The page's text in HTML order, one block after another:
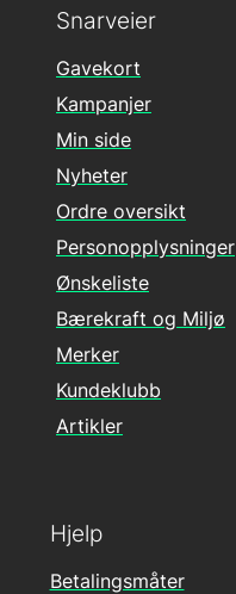
Hjelp
Betalingsmåter
Snarveier
Gavekort
Kampanjer
Min side
Nyheter
Ordre oversikt
Personopplysninger
Ønskeliste
Bærekraft og Miljø
Merker
Kundeklubb
Artikler